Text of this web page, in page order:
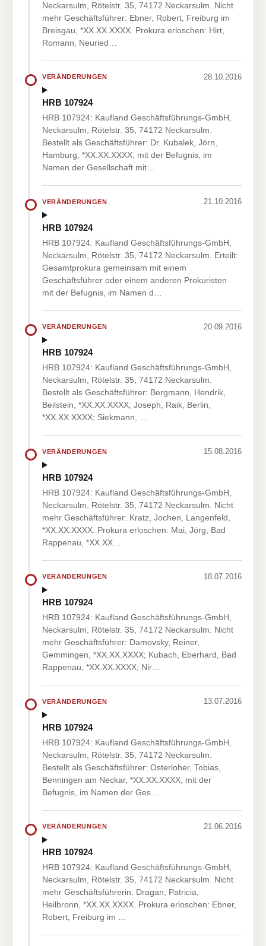
Neckarsulm, Rötelstr. 35, 74172 Neckarsulm. Nicht
mehr Geschäftsführer: Ebner, Robert, Freiburg im
Breisgau, *XX.XX.XXXX. Prokura erloschen: Hirt,
Romann, Neuried…
VERÄNDERUNGEN 28.10.2016
HRB 107924
HRB 107924: Kaufland Geschäftsführungs-GmbH,
Neckarsulm, Rötelstr. 35, 74172 Neckarsulm.
Bestellt als Geschäftsführer: Dr. Kubalek, Jörn,
Hamburg, *XX.XX.XXXX, mit der Befugnis, im
Namen der Gesellschaft mit…
VERÄNDERUNGEN 21.10.2016
HRB 107924
HRB 107924: Kaufland Geschäftsführungs-GmbH,
Neckarsulm, Rötelstr. 35, 74172 Neckarsulm. Erteilt:
Gesamtprokura gemeinsam mit einem
Geschäftsführer oder einem anderen Prokuristen
mit der Befugnis, im Namen d…
VERÄNDERUNGEN 20.09.2016
HRB 107924
HRB 107924: Kaufland Geschäftsführungs-GmbH,
Neckarsulm, Rötelstr. 35, 74172 Neckarsulm.
Bestellt als Geschäftsführer: Bergmann, Hendrik,
Beilstein, *XX.XX.XXXX; Joseph, Raik, Berlin,
*XX.XX.XXXX; Siekmann, …
VERÄNDERUNGEN 15.08.2016
HRB 107924
HRB 107924: Kaufland Geschäftsführungs-GmbH,
Neckarsulm, Rötelstr. 35, 74172 Neckarsulm. Nicht
mehr Geschäftsführer: Kratz, Jochen, Langenfeld,
*XX.XX.XXXX. Prokura erloschen: Mai, Jörg, Bad
Rappenau, *XX.XX…
VERÄNDERUNGEN 18.07.2016
HRB 107924
HRB 107924: Kaufland Geschäftsführungs-GmbH,
Neckarsulm, Rötelstr. 35, 74172 Neckarsulm. Nicht
mehr Geschäftsführer: Damovsky, Reiner,
Gemmingen, *XX.XX.XXXX; Kubach, Eberhard, Bad
Rappenau, *XX.XX.XXXX; Nir…
VERÄNDERUNGEN 13.07.2016
HRB 107924
HRB 107924: Kaufland Geschäftsführungs-GmbH,
Neckarsulm, Rötelstr. 35, 74172 Neckarsulm.
Bestellt als Geschäftsführer: Osterloher, Tobias,
Benningen am Neckar, *XX.XX.XXXX, mit der
Befugnis, im Namen der Ges…
VERÄNDERUNGEN 21.06.2016
HRB 107924
HRB 107924: Kaufland Geschäftsführungs-GmbH,
Neckarsulm, Rötelstr. 35, 74172 Neckarsulm. Nicht
mehr Geschäftsführerin: Dragan, Patricia,
Heilbronn, *XX.XX.XXXX. Prokura erloschen: Ebner,
Robert, Freiburg im …